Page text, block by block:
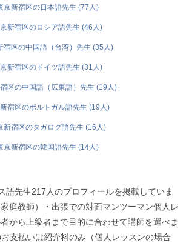
京新宿区の日本語先生 (77人)
新宿区のロシア語先生 (46人)
宿区の中国語（台湾）先生 (35人)
新宿区のドイツ語先生 (31人)
区の中国語（広東語）先生 (19人)
宿区のポルトガル語先生 (19人)
新宿区のタガログ語先生 (16人)
京新宿区の韓国語先生 (14人)
語先生217人のプロフィールを掲載していま
庭教師）・出張での対面マンツーマン個人レ
から上級者まで目的に合わせて講師を選べま
支払いは紹介料のみ（個人レッスンの場合